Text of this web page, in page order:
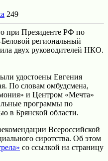
249
при Президенте РФ по
региональный
двух руководителей НКО.
удостоены Евгения
По словам омбудсмена,
и Центром «Мечта»
программы по
в Брянской области.
Всероссийской
сиротства. Об этом
со ссылкой на страницу